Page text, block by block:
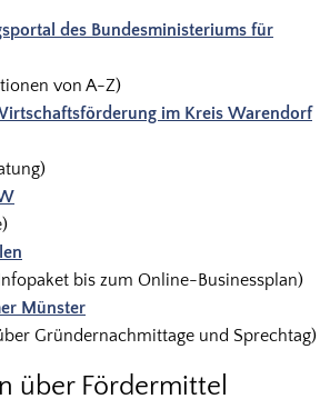
des Bundesministeriums für
von A-Z)
im Kreis Warendorf
bis zum Online-Businessplan)
Münster
Gründernachmittage und Sprechtag)
über Fördermittel